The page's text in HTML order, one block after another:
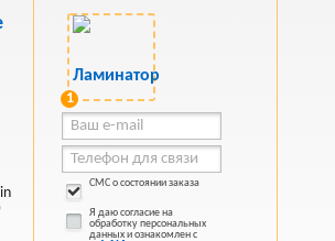
1
СМС о состоянии заказа
Я даю согласие на
обработку персональных
данных и ознакомлен с